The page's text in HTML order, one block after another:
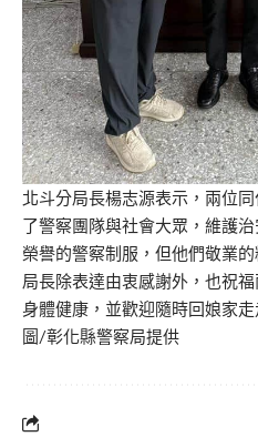
北斗分局長楊志源表示，兩位
了警察團隊與社會大眾，維護
榮譽的警察制服，但他們敬業
局長除表達由衷感謝外，也祝
身體健康，並歡迎隨時回娘家走
圖/彰化縣警察局提供